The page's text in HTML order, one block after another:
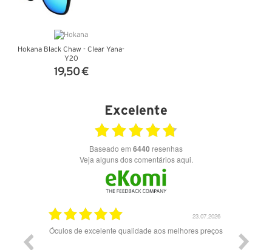
Hokana Black Chaw - Clear Yana-
Y20
19,50 €
Excelente
Baseado em 6440 resenhas
Veja alguns dos comentários aqui.
23.07.2026
Óculos de excelente qualidade aos melhores preços